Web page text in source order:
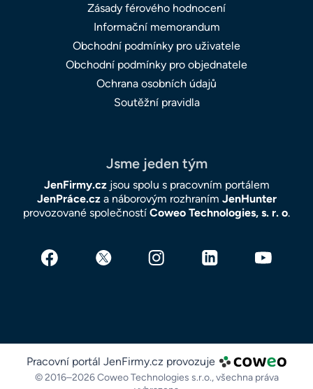
Zásady férového hodnocení
Informační memorandum
Obchodní podmínky pro uživatele
Obchodní podmínky pro objednatele
Ochrana osobních údajů
Soutěžní pravidla
Jsme jeden tým
JenFirmy.czjsou spolu s pracovním portálem
JenPráce.cza náborovým rozhraním JenHunter
provozované společností Coweo Technologies, s. r. o.
Pracovní portál JenFirmy.cz provozuje
© 2016–2026 Coweo Technologies s.r.o.,všechna práva